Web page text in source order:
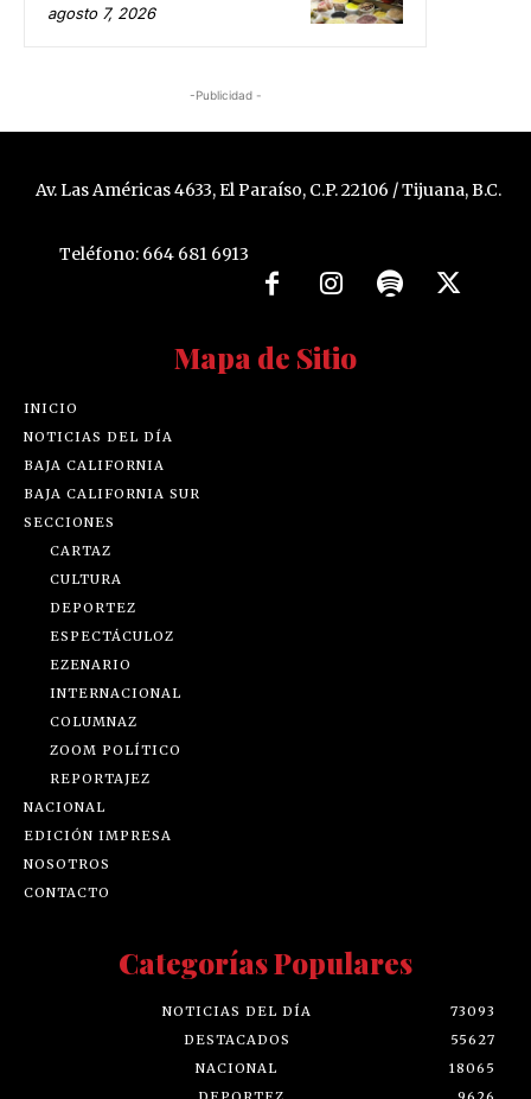
agosto 7, 2026
-Publicidad -
Av. Las Américas 4633, El Paraíso, C.P. 22106 / Tijuana, B.C.
Teléfono: 664 681 6913
Mapa de Sitio
INICIO
NOTICIAS DEL DÍA
BAJA CALIFORNIA
BAJA CALIFORNIA SUR
SECCIONES
CARTAZ
CULTURA
DEPORTEZ
ESPECTÁCULOZ
EZENARIO
INTERNACIONAL
COLUMNAZ
ZOOM POLÍTICO
REPORTAJEZ
NACIONAL
EDICIÓN IMPRESA
NOSOTROS
CONTACTO
Categorías Populares
NOTICIAS DEL DÍA
73093
DESTACADOS
55627
NACIONAL
18065